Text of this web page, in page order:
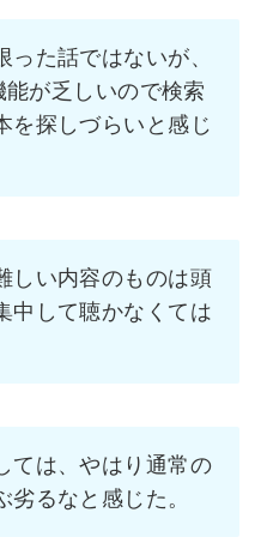
った話ではないが、
が乏しいので検索
を探しづらいと感じ
しい内容のものは頭
中して聴かなくては
ては、やはり通常の
劣るなと感じた。